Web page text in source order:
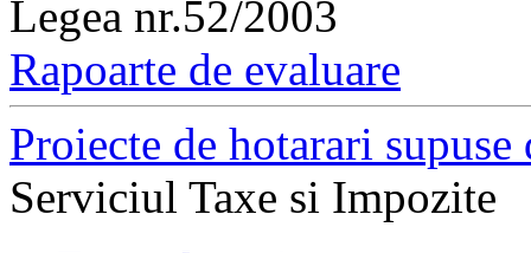
Legea nr.52/2003
Rapoarte de evaluare
Proiecte de hotarari
Serviciul Taxe si Impozite